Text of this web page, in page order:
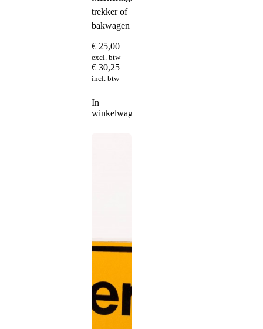
trekker of
bakwagen
€ 25,00
excl. btw
€ 30,25
incl. btw
In
winkelwagen